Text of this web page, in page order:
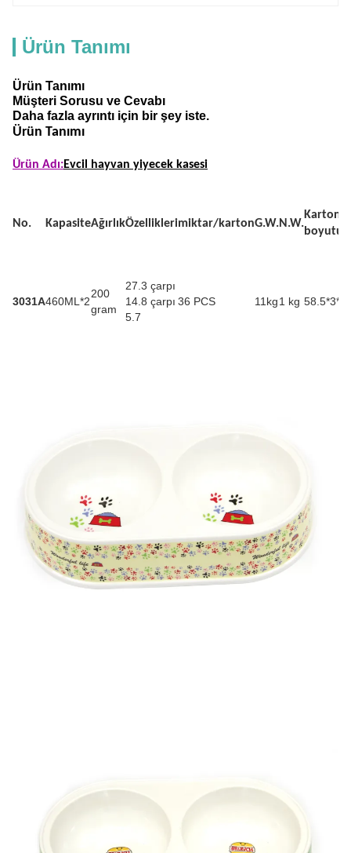
Ürün Tanımı
Ürün Tanımı
Müşteri Sorusu ve Cevabı
Daha fazla ayrıntı için bir şey iste.
Ürün Tanımı
Ürün Adı:Evcil hayvan yiyecek kasesi
No. KapasiteAğırlıkÖzelliklerimiktar/kartonG.W.N.W.
Karton
boyutu
3031A460ML*2
200
gram
27.3 çarpı
14.8 çarpı
5.7
36 PCS 11kg1 kg